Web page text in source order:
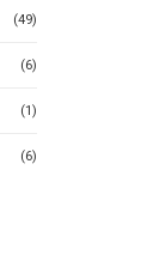
(49)
(6)
(1)
(6)